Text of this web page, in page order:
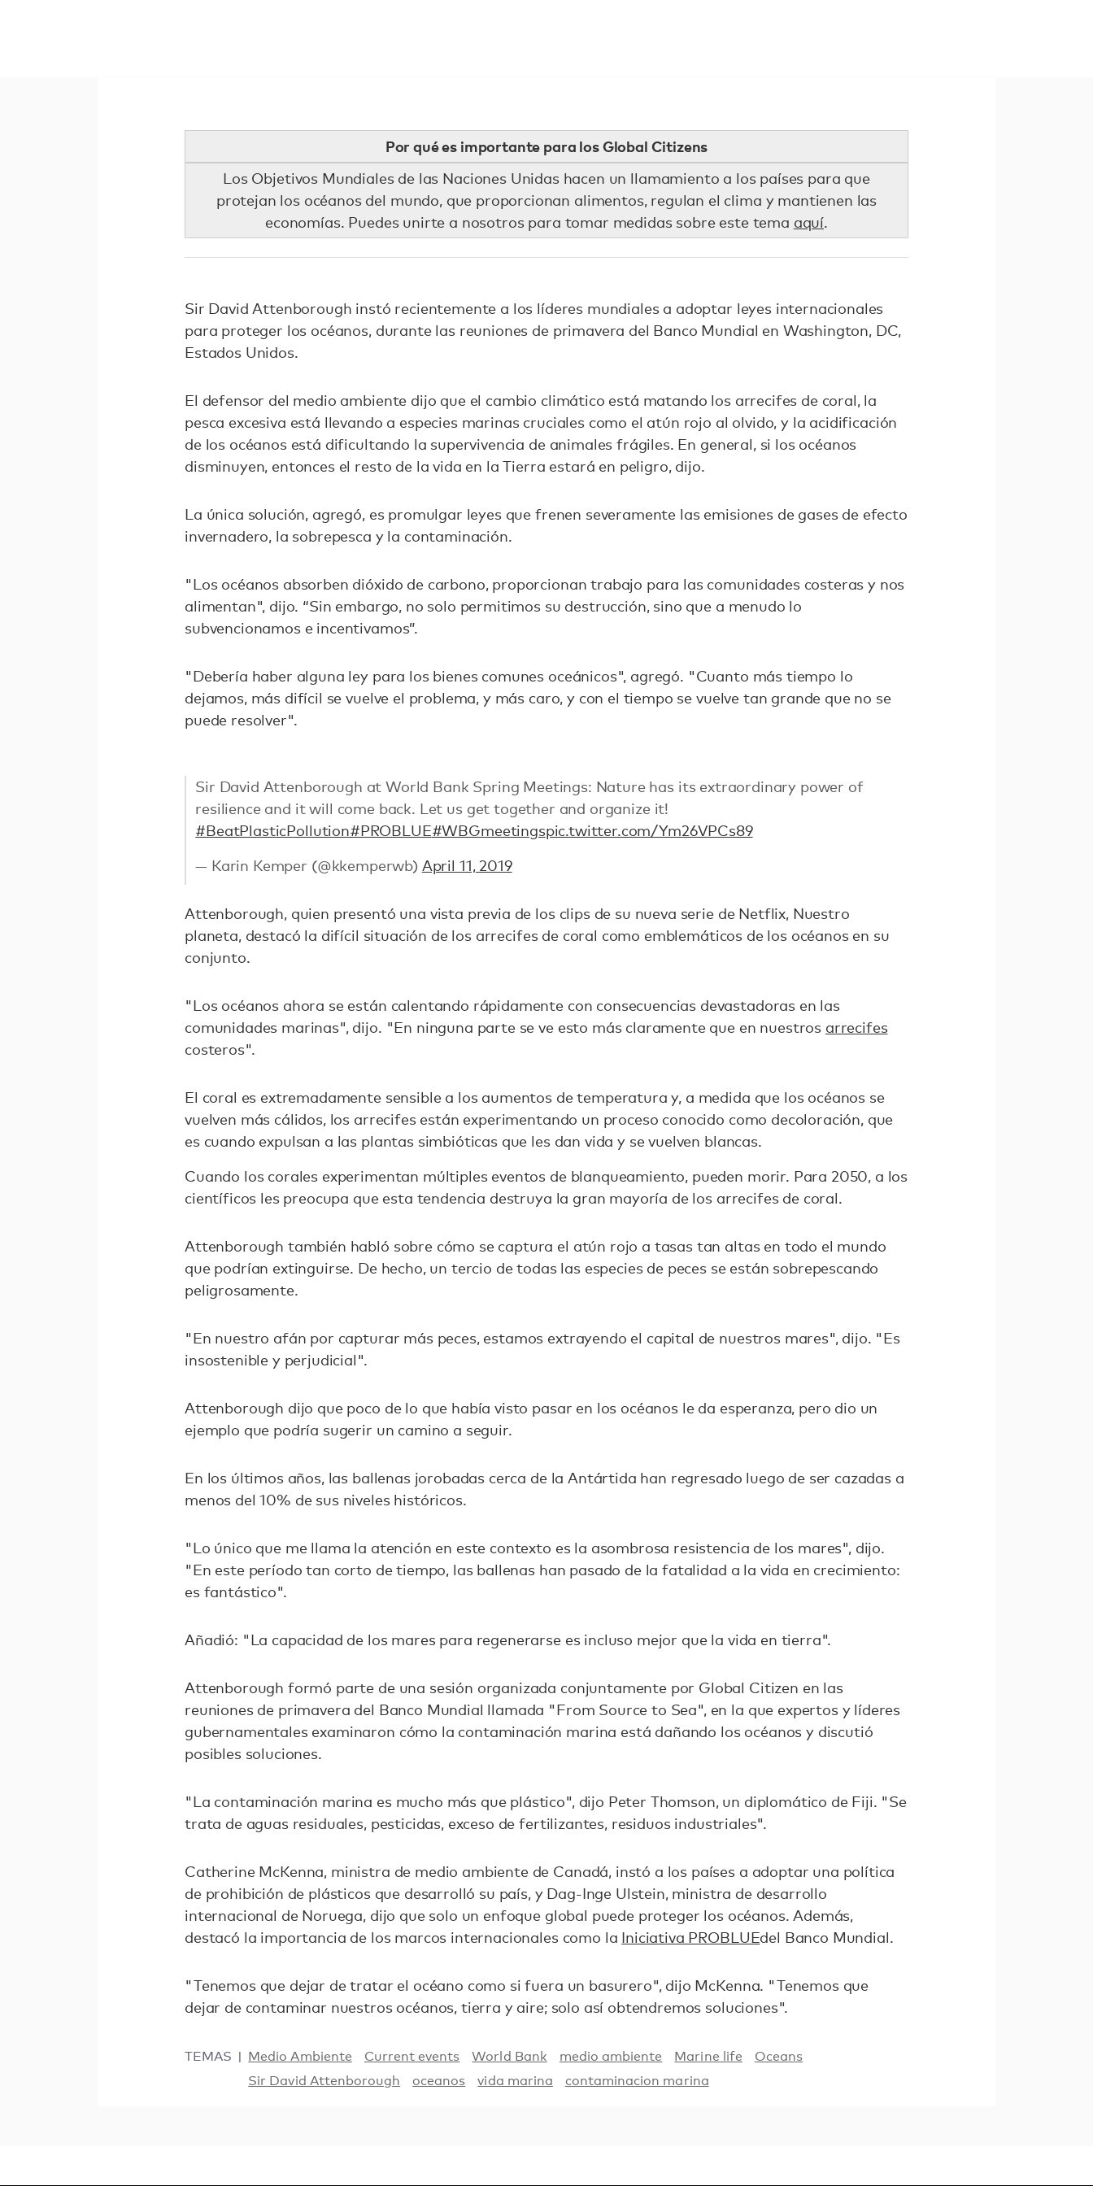
Por qué es importante para los Global Citizens
Los Objetivos Mundiales de las Naciones Unidas hacen un llamamiento a los países para que
protejan los océanos del mundo, que proporcionan alimentos, regulan el clima y mantienen las
economías. Puedes unirte a nosotros para tomar medidas sobre este tema aquí.
Sir David Attenborough instó recientemente a los líderes mundiales a adoptar leyes internacionales
para proteger los océanos, durante las reuniones de primavera del Banco Mundial en Washington, DC,
Estados Unidos.
El defensor del medio ambiente dijo que el cambio climático está matando los arrecifes de coral, la
pesca excesiva está llevando a especies marinas cruciales como el atún rojo al olvido, y la acidificación
de los océanos está dificultando la supervivencia de animales frágiles. En general, si los océanos
disminuyen, entonces el resto de la vida en la Tierra estará en peligro, dijo.
La única solución, agregó, es promulgar leyes que frenen severamente las emisiones de gases de efecto
invernadero, la sobrepesca y la contaminación.
"Los océanos absorben dióxido de carbono, proporcionan trabajo para las comunidades costeras y nos
alimentan", dijo. “Sin embargo, no solo permitimos su destrucción, sino que a menudo lo
subvencionamos e incentivamos”.
"Debería haber alguna ley para los bienes comunes oceánicos", agregó. "Cuanto más tiempo lo
dejamos, más difícil se vuelve el problema, y más caro, y con el tiempo se vuelve tan grande que no se
puede resolver".
Sir David Attenborough at World Bank Spring Meetings: Nature has its extraordinary power of
resilience and it will come back. Let us get together and organize it!
#BeatPlasticPollution#PROBLUE#WBGmeetingspic.twitter.com/Ym26VPCs89
— Karin Kemper (@kkemperwb) April 11, 2019
Attenborough, quien presentó una vista previa de los clips de su nueva serie de Netflix, Nuestro
planeta, destacó la difícil situación de los arrecifes de coral como emblemáticos de los océanos en su
conjunto.
"Los océanos ahora se están calentando rápidamente con consecuencias devastadoras en las
comunidades marinas", dijo. "En ninguna parte se ve esto más claramente que en nuestros arrecifes
costeros".
El coral es extremadamente sensible a los aumentos de temperatura y, a medida que los océanos se
vuelven más cálidos, los arrecifes están experimentando un proceso conocido como decoloración, que
es cuando expulsan a las plantas simbióticas que les dan vida y se vuelven blancas.
Cuando los corales experimentan múltiples eventos de blanqueamiento, pueden morir. Para 2050, a los
científicos les preocupa que esta tendencia destruya la gran mayoría de los arrecifes de coral.
Attenborough también habló sobre cómo se captura el atún rojo a tasas tan altas en todo el mundo
que podrían extinguirse. De hecho, un tercio de todas las especies de peces se están sobrepescando
peligrosamente.
"En nuestro afán por capturar más peces, estamos extrayendo el capital de nuestros mares", dijo. "Es
insostenible y perjudicial".
Attenborough dijo que poco de lo que había visto pasar en los océanos le da esperanza, pero dio un
ejemplo que podría sugerir un camino a seguir.
En los últimos años, las ballenas jorobadas cerca de la Antártida han regresado luego de ser cazadas a
menos del 10% de sus niveles históricos.
"Lo único que me llama la atención en este contexto es la asombrosa resistencia de los mares", dijo.
"En este período tan corto de tiempo, las ballenas han pasado de la fatalidad a la vida en crecimiento:
es fantástico".
Añadió: "La capacidad de los mares para regenerarse es incluso mejor que la vida en tierra".
Attenborough formó parte de una sesión organizada conjuntamente por Global Citizen en las
reuniones de primavera del Banco Mundial llamada "From Source to Sea", en la que expertos y líderes
gubernamentales examinaron cómo la contaminación marina está dañando los océanos y discutió
posibles soluciones.
"La contaminación marina es mucho más que plástico", dijo Peter Thomson, un diplomático de Fiji. "Se
trata de aguas residuales, pesticidas, exceso de fertilizantes, residuos industriales".
Catherine McKenna, ministra de medio ambiente de Canadá, instó a los países a adoptar una política
de prohibición de plásticos que desarrolló su país, y Dag-Inge Ulstein, ministra de desarrollo
internacional de Noruega, dijo que solo un enfoque global puede proteger los océanos. Además,
destacó la importancia de los marcos internacionales como la Iniciativa PROBLUEdel Banco Mundial.
"Tenemos que dejar de tratar el océano como si fuera un basurero", dijo McKenna. "Tenemos que
dejar de contaminar nuestros océanos, tierra y aire; solo así obtendremos soluciones".
TEMAS Medio Ambiente Current events World Bank medio ambiente Marine life
Oceans
Sir David Attenborough
oceanos vida marina contaminacion marina